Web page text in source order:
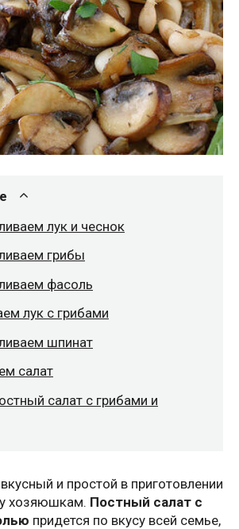
лук и чеснок
грибы
фасоль
лук с грибами
шпинат
салат
салат с грибами и
и простой в приготовлении
хозяюшкам. Постный салат с
придется по вкусу всей семье,